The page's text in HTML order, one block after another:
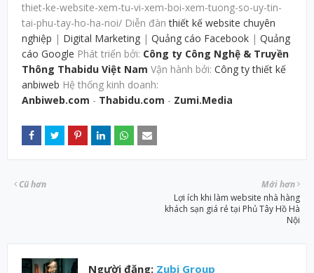
thiet-ke-website-xem-tu-vi-xem-boi-xem-tuong-so-uy-tin-
tai-phu-tay-ho-ha-noi/ Diễn đànthiết kế website chuyên
nghiệp | Digital Marketing | Quảng cáo Facebook | Quảng
cáo Google Phát triển bởi: Công ty Công Nghệ & Truyền
Thông Thabidu Việt Nam Vận hành bởi: Công ty thiết kế
anbiweb Hệ thống kinh doanh:
Anbiweb.com - Thabidu.com - Zumi.Media
Mới hơn
Lợi ích khi làm website nhà hàng
khách sạn giá rẻ tại Phủ Tây Hồ Hà
Nội
Cũ hơn
Người đăng: Zubi Group